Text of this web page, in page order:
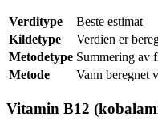
Verditype
Beste estimat
Kildetype
Verdien er
Metodetype Summering av
Metode
Vann beregnet
Vitamin B12